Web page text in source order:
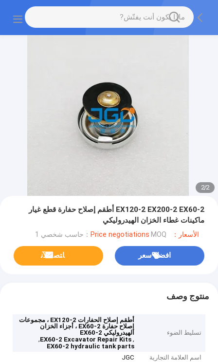
2
/
2
EX120-2 EX200-2 EX60-2 أطقم إصلاح حفارة قطع غيار
ماكينات غطاء الخزان الهيدروليكي
الأسعار：Price negotiations MOQ：حاسب شخصي 1
افضل سعر ﺎﺘﺼﻟ ﺍﻶﻧ
منتوج وصف
تسليط الضوء
أطقم إصلاح الحفارات EX120-2 ، مجموعات
إصلاح حفارة EX60-2 ، أجزاء الخزان
الهيدروليكي EX60-2
,
EX60-2 Excavator Repair Kits
,
EX60-2 hydraulic tank parts
اسم العلامة التجارية
JGC